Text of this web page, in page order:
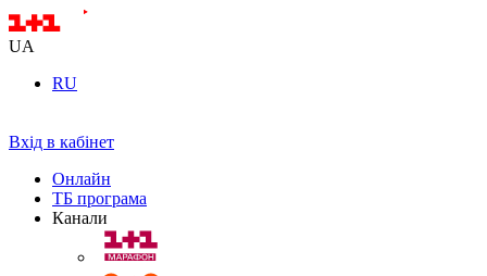
UA
RU
Вхід в кабінет
Онлайн
ТБ програма
Канали